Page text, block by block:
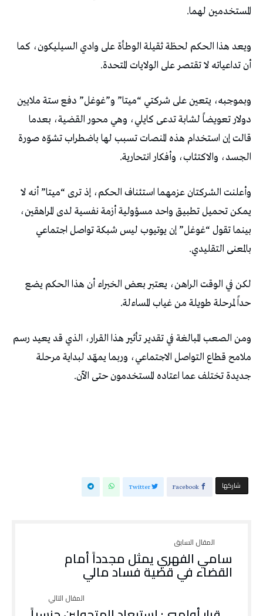
المستخدمين لهما.
ويعد هذا الحكم لحظة ثقيلة الوطأة على وادي السيليكون، كما
أن تداعياته لا تقتصر على الولايات المتحدة.
وبموجبه، يتعين على شركتي “ميتا” و”غوغل” دفع ستة ملايين
دولار تعويضاً لشابة تدعى كايلي، وهي محور القضية، بعدما
قالت إن استخدام هذه المنصات تسبب لها باضطراب تشوّه صورة
الجسد، والاكتئاب، وأفكار انتحارية.
وأعلنت الشركتان عزمهما استئناف الحكم، إذ ترى “ميتا” أنه لا
يمكن تحميل تطبيق واحد مسؤولية أزمة نفسية لدى المراهقين،
بينما تقول “غوغل” إن يوتيوب ليس شبكة تواصل اجتماعي
بالمعنى التقليدي.
لكن في الوقت الراهن، يعتبر بعض الخبراء أن هذا الحكم يضع
حداً لمرحلة طويلة من غياب المساءلة.
ومن الصعب المبالغة في تقدير تأثير هذا القرار، الذي قد يعيد رسم
ملامح قطاع التواصل الاجتماعي، وربما يمهّد لبداية مرحلة
جديدة تختلف عما اعتاده المستخدمون حتى الآن.
‫‫ شاركها‬ Facebook
Twitter
سامي الفهري يمثل مجدداً أمام
القضاء في قضية فساد مالي